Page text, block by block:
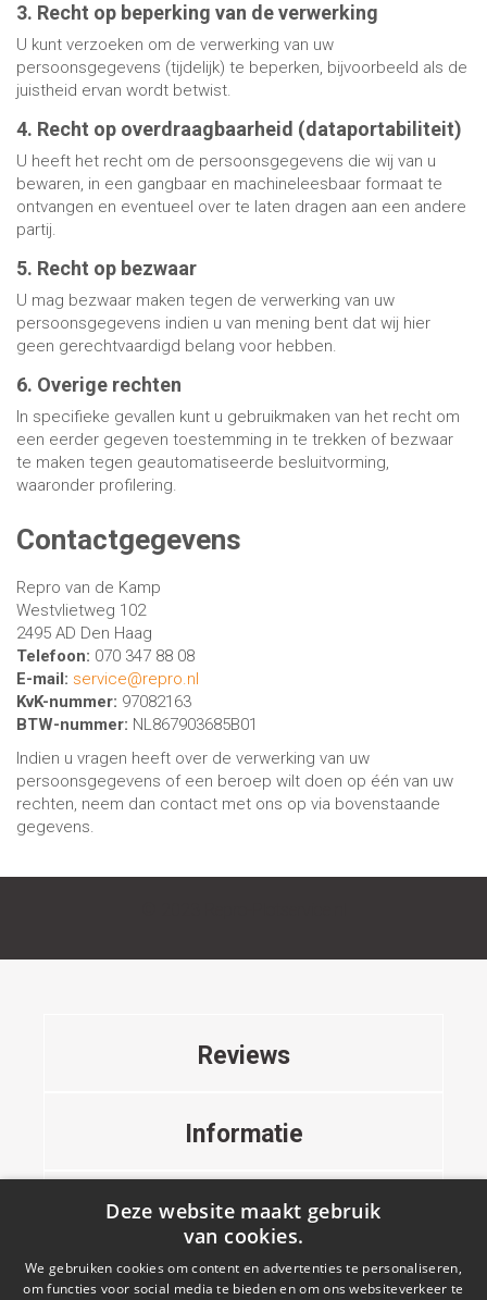
3. Recht op beperking van de verwerking
U kunt verzoeken om de verwerking van uw
persoonsgegevens (tijdelijk) te beperken, bijvoorbeeld als de
juistheid ervan wordt betwist.
4. Recht op overdraagbaarheid (dataportabiliteit)
U heeft het recht om de persoonsgegevens die wij van u
bewaren, in een gangbaar en machineleesbaar formaat te
ontvangen en eventueel over te laten dragen aan een andere
partij.
5. Recht op bezwaar
U mag bezwaar maken tegen de verwerking van uw
persoonsgegevens indien u van mening bent dat wij hier
geen gerechtvaardigd belang voor hebben.
6. Overige rechten
In specifieke gevallen kunt u gebruikmaken van het recht om
een eerder gegeven toestemming in te trekken of bezwaar
te maken tegen geautomatiseerde besluitvorming,
waaronder profilering.
Contactgegevens
Repro van de Kamp
Westvlietweg 102
2495 AD Den Haag
Telefoon: 070 347 88 08
E-mail: service@repro.nl
KvK-nummer: 97082163
BTW-nummer: NL867903685B01
Indien u vragen heeft over de verwerking van uw
persoonsgegevens of een beroep wilt doen op één van uw
rechten, neem dan contact met ons op via bovenstaande
gegevens.
Reviews
Informatie
Contact
Deze website maakt gebruik
van cookies.
We gebruiken cookies om content en advertenties te personaliseren,
om functies voor social media te bieden en om ons websiteverkeer te